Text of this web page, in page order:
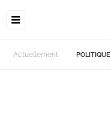
Actuellement POLITIQUE